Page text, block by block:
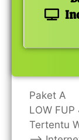
Paket A
LOW
Tertentu